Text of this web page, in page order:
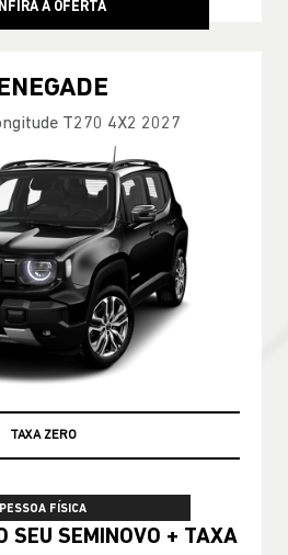
A OFERTA
T270 4X2 2027
TABELA FIPE
PESSOA FÍSICA